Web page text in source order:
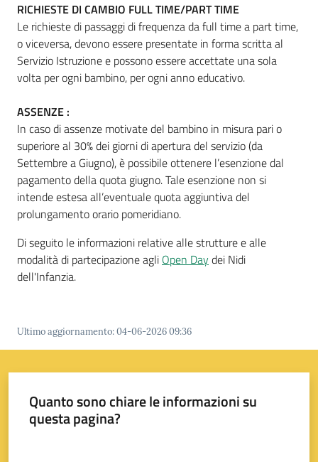
RICHIESTE DI CAMBIO FULL TIME/PART TIME
Le richieste di passaggi di frequenza da full time a part time,
o viceversa, devono essere presentate in forma scritta al
Servizio Istruzione e possono essere accettate una sola
volta per ogni bambino, per ogni anno educativo.
ASSENZE :
In caso di assenze motivate del bambino in misura pari o
superiore al 30% dei giorni di apertura del servizio (da
Settembre a Giugno), è possibile ottenere l’esenzione dal
pagamento della quota giugno. Tale esenzione non si
intende estesa all’eventuale quota aggiuntiva del
prolungamento orario pomeridiano.
Di seguito le informazioni relative alle strutture e alle
modalità di partecipazione agli Open Day dei Nidi
dell'Infanzia.
Ultimo aggiornamento:04-06-2026 09:36
Quanto sono chiare le informazioni su
questa pagina?